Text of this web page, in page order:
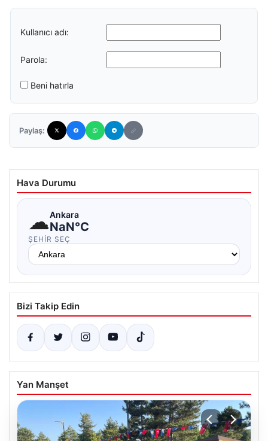
Kullanıcı adı:
Parola:
Beni hatırla
Paylaş:
Hava Durumu
☁Ankara
NaN°C
ŞEHIR SEÇ
Bizi Takip Edin
Yan Manşet